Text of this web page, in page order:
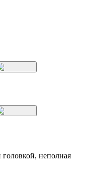
неполная